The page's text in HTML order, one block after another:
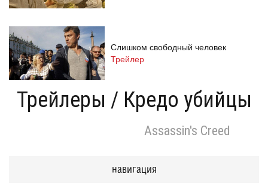
Трейлеры / Кредо убийцы
Assassin's Creed
Слишком свободный человек
Трейлер
навигация